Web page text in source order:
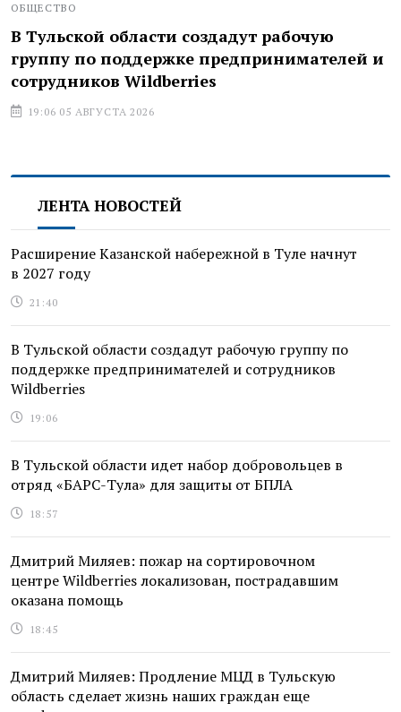
ОБЩЕСТВО
В Тульской области создадут рабочую
группу по поддержке предпринимателей и
сотрудников Wildberries
19:06 05 АВГУСТА 2026
ЛЕНТА НОВОСТЕЙ
Расширение Казанской набережной в Туле начнут
в 2027 году
21:40
В Тульской области создадут рабочую группу по
поддержке предпринимателей и сотрудников
Wildberries
19:06
В Тульской области идет набор добровольцев в
отряд «БАРС-Тула» для защиты от БПЛА
18:57
Дмитрий Миляев: пожар на сортировочном
центре Wildberries локализован, пострадавшим
оказана помощь
18:45
Дмитрий Миляев: Продление МЦД в Тульскую
область сделает жизнь наших граждан еще